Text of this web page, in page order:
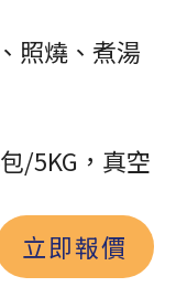
照燒、煮湯
/5KG，真空
立即報價